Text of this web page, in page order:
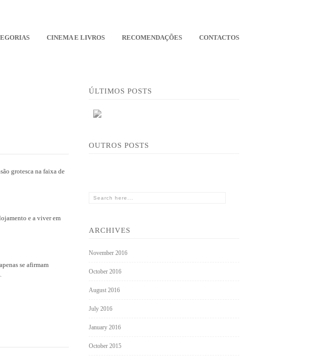
CINEMA E LIVROS RECOMENDAÇÕES CONTACTOS
grotesca na faixa de
e a viver em
se afirmam
ÚLTIMOS POSTS
OUTROS POSTS
ARCHIVES
November 2016
October 2016
August 2016
July 2016
January 2016
October 2015